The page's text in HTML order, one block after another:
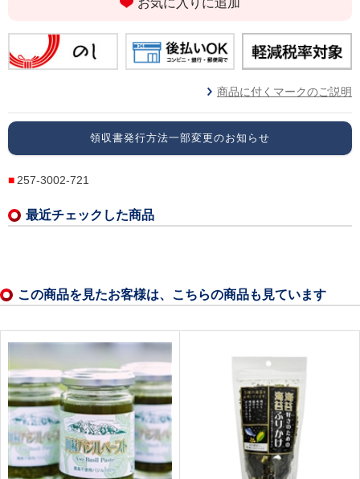
商品に付くマークのご説明
領収書発行方法一部変更のお知らせ
257-3002-721
最近チェックした商品
この商品を見たお客様は、こちらの商品も見ています